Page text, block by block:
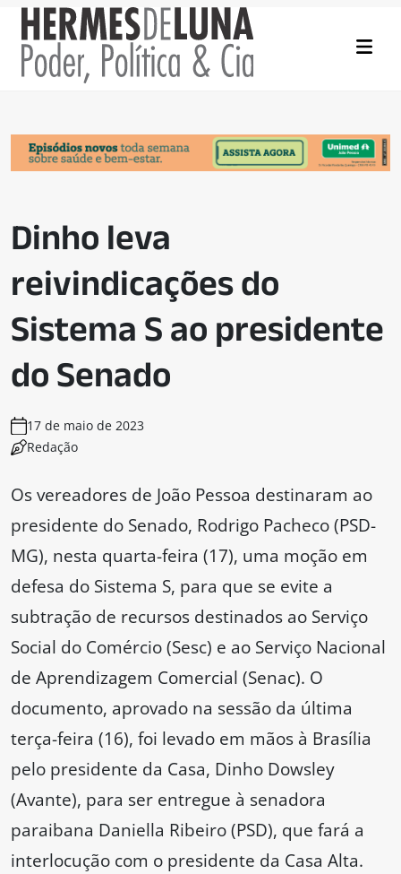
Dinho leva
reivindicações do
Sistema S ao presidente
do Senado
17 de maio de 2023
Redação
Os vereadores de João Pessoa destinaram ao
presidente do Senado, Rodrigo Pacheco (PSD-
MG), nesta quarta-feira (17), uma moção em
defesa do Sistema S, para que se evite a
subtração de recursos destinados ao Serviço
Social do Comércio (Sesc) e ao Serviço Nacional
de Aprendizagem Comercial (Senac). O
documento, aprovado na sessão da última
terça-feira (16), foi levado em mãos à Brasília
pelo presidente da Casa, Dinho Dowsley
(Avante), para ser entregue à senadora
paraibana Daniella Ribeiro (PSD), que fará a
interlocução com o presidente da Casa Alta.